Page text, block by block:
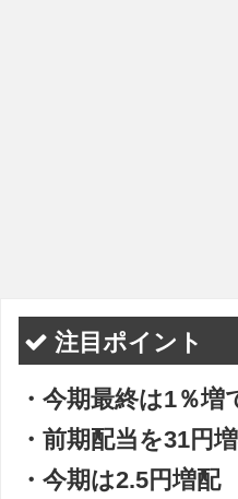
注目ポイント
・今期最終は1％
・前期配当を31円
・今期は2.5円増配